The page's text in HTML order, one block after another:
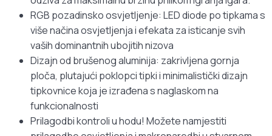
RGB pozadinsko osvjetljenje: LED diode po tipkama s
više načina osvjetljenja i efekata za isticanje svih
vaših dominantnih ubojitih nizova
Dizajn od brušenog aluminija: zakrivljena gornja
ploča, plutajući poklopci tipki i minimalistički dizajn
tipkovnice koja je izrađena s naglaskom na
funkcionalnosti
Prilagodbi kontroli u hodu! Možete namjestiti